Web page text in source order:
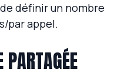
définir un nombre
par appel.